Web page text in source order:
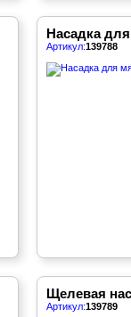
Насадка
Артикул:139788
Щелевая
Артикул:139789